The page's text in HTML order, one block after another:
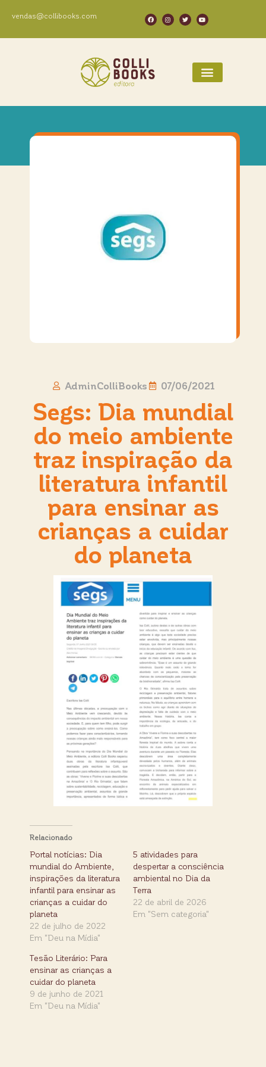
vendas@collibooks.com
AdminColliBooks 07/06/2021
Segs: Dia mundial
do meio ambiente
traz inspiração da
literatura infantil
para ensinar as
crianças a cuidar
do planeta
Relacionado
Portal notícias: Dia
mundial do Ambiente,
inspirações da literatura
infantil para ensinar as
crianças a cuidar do
planeta
22 de julho de 2022
Em "Deu na Mídia"
5 atividades para
despertar a consciência
ambiental no Dia da
Terra
22 de abril de 2026
Em "Sem categoria"
Tesão Literário: Para
ensinar as crianças a
cuidar do planeta
9 de junho de 2021
Em "Deu na Mídia"